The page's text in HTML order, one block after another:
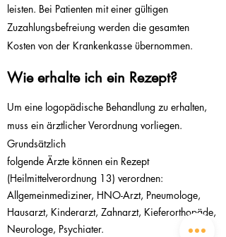
leisten. Bei Patienten mit einer gültigen
Zuzahlungsbefreiung werden die gesamten
Kosten von der Krankenkasse übernommen.
Wie erhalte ich ein Rezept?
Um eine logopädische Behandlung zu erhalten,
muss ein ärztlicher Verordnung vorliegen.
Grundsätzlich
folgende Ärzte können ein Rezept
(Heilmittelverordnung 13) verordnen:
Allgemeinmediziner, HNO-Arzt, Pneumologe,
Hausarzt, Kinderarzt, Zahnarzt, Kieferorthopäde,
Neurologe, Psychiater.